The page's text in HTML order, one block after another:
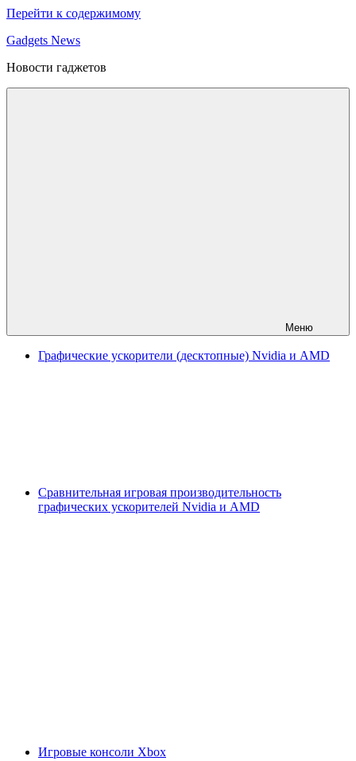
Перейти к содержимому
Gadgets News
Новости гаджетов
Меню
Графические ускорители (десктопные) Nvidia и AMD
Сравнительная игровая производительность
графических ускорителей Nvidia и AMD
Игровые консоли Xbox